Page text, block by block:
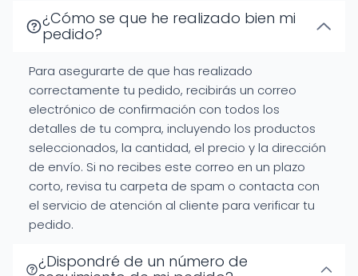
¿Cómo se que he realizado bien mi
pedido?
Para asegurarte de que has realizado
correctamente tu pedido, recibirás un correo
electrónico de confirmación con todos los
detalles de tu compra, incluyendo los productos
seleccionados, la cantidad, el precio y la dirección
de envío. Si no recibes este correo en un plazo
corto, revisa tu carpeta de spam o contacta con
el servicio de atención al cliente para verificar tu
pedido.
¿Dispondré de un número de